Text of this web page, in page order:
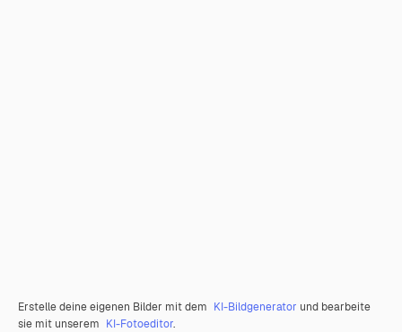
Erstelle deine eigenen Bilder mit dem KI-Bildgenerator und bearbeite
sie mit unserem KI-Fotoeditor.